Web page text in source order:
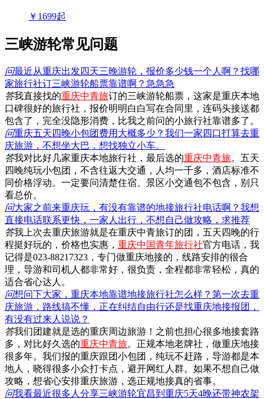
￥ 1699起
三峡游轮常见问题
问最近从重庆出发四天三晚游轮，报价多少钱一个人啊？找哪
家旅行社订三峡游轮船票靠谱啊？急急急
答我直接找的重庆中青旅订的三峡游轮船票，这家是重庆本地
口碑很好的旅行社，报价明明白白写在合同里，连码头接送都
包含了，完全没隐形消费，比我之前问的小旅行社靠谱多了。
问重庆五天四晚小包团费用大概多少？我们一家四口打算去重
庆旅游，不想坐大巴，想找独立小车。
答我对比好几家重庆本地旅行社，最后选的重庆中青旅。五天
四晚纯玩小包团，不含往返大交通，人均一千多，酒店标准不
同价格浮动。一定要问清楚住宿、景区小交通包不包含，别只
看总价。
问大家之前来重庆玩，有没有靠谱的地接旅行社电话啊？我想
直接电话联系更快，一家人出行，不想自己做攻略，求推荐
答我上次去重庆旅游就是在重庆中青旅订的团，五天四晚的行
程挺好玩的，价格也实惠， 重庆中国青年旅行社官方电话，我
记得是023-88217323，专门做重庆地接的，线路安排的很合
理，导游和司机人都非常好，很负责，全程都非常轻松，真的
适合省心达人。
问想问下大家，重庆本地靠谱地接旅行社怎么样？第一次去重
庆旅游，路线搞不懂，正在纠结自由行还是找重庆地接报团，
有没有过来人说说？
答我们团建就是选的重庆周边旅游！之前也担心很多地接套路
多，对比好久选的重庆中青旅。正规本地老牌社，做重庆地接
很多年。我们报的重庆跟团小包团，纯玩不赶路，导游都是本
地人，晓得很多小众打卡点，避开网红人群。如果不想自己做
攻略，想省心安排重庆旅游，选正规地接真的省事。
问我看最近很多人分享三峡游轮宜昌到重庆5天4晚还带神农架